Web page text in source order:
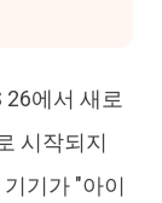
26에서 새로
시작되지
기가 "아이